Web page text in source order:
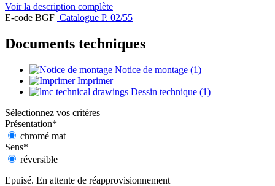
Voir la description complète
E-code BGF Catalogue P. 02/55
Documents techniques
Notice de montage (1)
Imprimer
Dessin technique (1)
Sélectionnez vos critères
Présentation*
chromé mat
Sens*
réversible
Epuisé. En attente de réapprovisionnement